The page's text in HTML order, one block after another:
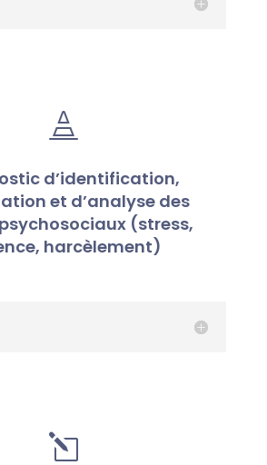

d’identification,
et d’analyse des
(stress,
harcèlement)
l